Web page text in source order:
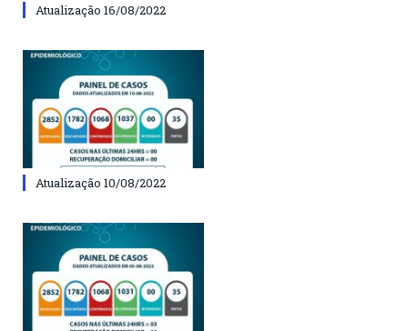
Atualização 16/08/2022
Atualização 10/08/2022